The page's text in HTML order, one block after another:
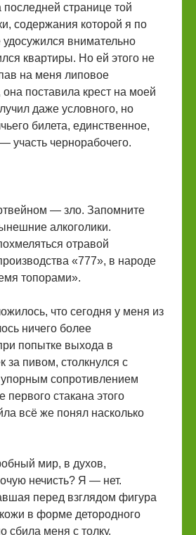
странице той
содержания которой я по
удосужился внимательно
квартиры. Но ей этого не
на меня липовое
поставила крест на моей
даже условного, но
билета, единственное,
участь чернорабочего.
— зло. Запомните
алкоголики.
отравой
«777», в народе
топорами».
что сегодня у меня из
ничего более
попытке выхода в
за пивом, столкнулся с
сопротивлением
первого стакана этого
всё же понял насколько
мир, в духов,
нечисть? Я — нет.
перед взглядом фигура
в форме детородного
сбила меня с толку.